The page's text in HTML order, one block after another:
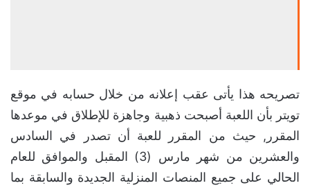
تصريحه هذا يأتى عقب إعلانه من خلال حسابه في موقع
تويتر بأن اللعبة أصبحت ذهبية وجاهزة للإطلاق في موعدها
المقرر, حيث من المقرر للعبة أن تصدر في السادس
والعشرين من شهر مارس (3) المقبل والموافق للعام
الحالي على جميع المنصات المنزلية الجديدة والسابقة بما